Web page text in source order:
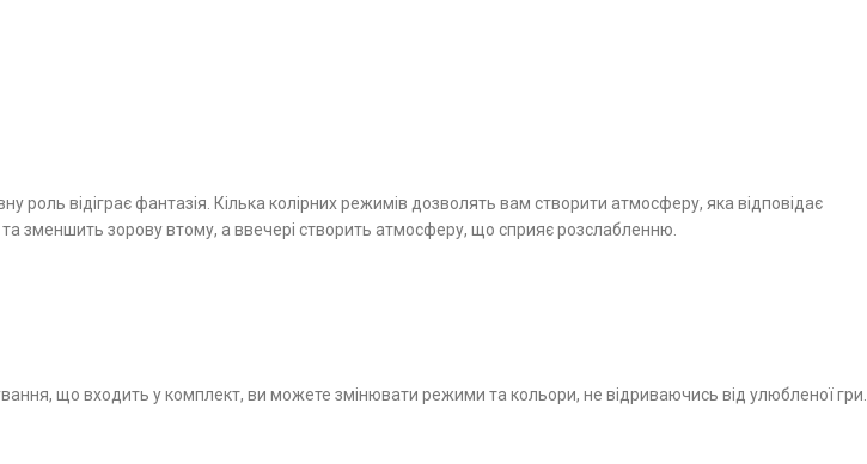
роль відіграє фантазія. Кілька колірних режимів дозволять вам створити атмосферу, яка відповідає
зменшить зорову втому, а ввечері створить атмосферу, що сприяє розслабленню.
що входить у комплект, ви можете змінювати режими та кольори, не відриваючись від улюбленої гри.